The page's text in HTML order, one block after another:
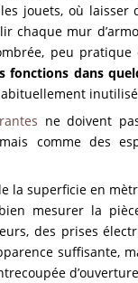
jouets, où laisser
chaque mur
peu
fonctions dans
ne doivent
comme des
la superficie en
mesurer la
des prises
suffisante,